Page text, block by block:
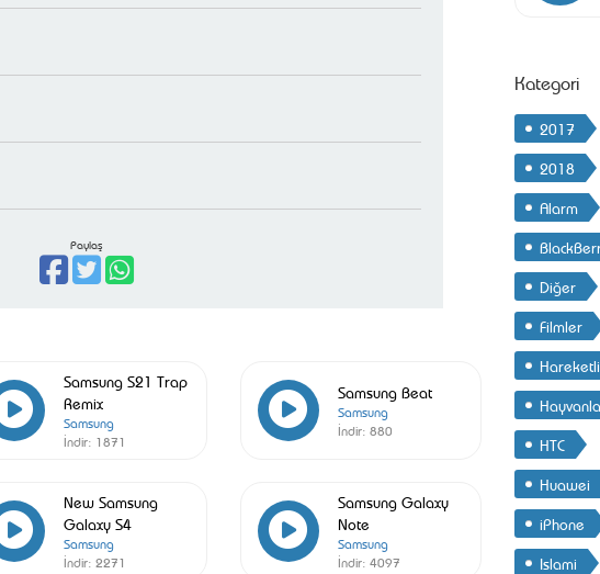
Paylaş
Samsung S21 Trap
Remix
Samsung
İndir: 1871
Samsung Beat
Samsung
İndir: 880
New Samsung
Galaxy S4
Samsung
İndir: 2271
Samsung Galaxy
Note
Samsung
İndir: 4097
Kategori
2017
2018
Alarm
Diğer
Filmler
Hareketli
HTC
Huawei
iPhone
Islami